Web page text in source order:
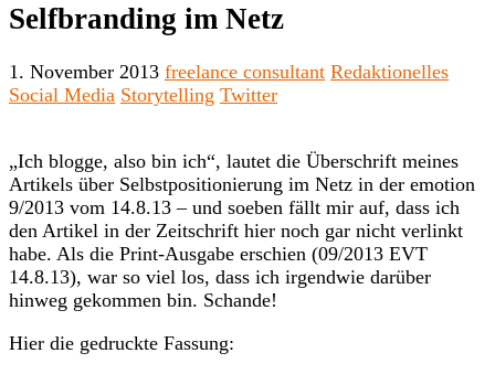
Selfbranding im Netz
1. November 2013 freelance consultant Redaktionelles
Social Media Storytelling Twitter
„Ich blogge, also bin ich“, lautet die Überschrift meines
Artikels über Selbstpositionierung im Netz in der emotion
9/2013 vom 14.8.13 – und soeben fällt mir auf, dass ich
den Artikel in der Zeitschrift hier noch gar nicht verlinkt
habe. Als die Print-Ausgabe erschien (09/2013 EVT
14.8.13), war so viel los, dass ich irgendwie darüber
hinweg gekommen bin. Schande!
Hier die gedruckte Fassung: